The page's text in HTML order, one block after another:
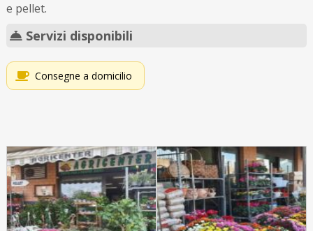
e pellet.
Servizi disponibili
Consegne a domicilio